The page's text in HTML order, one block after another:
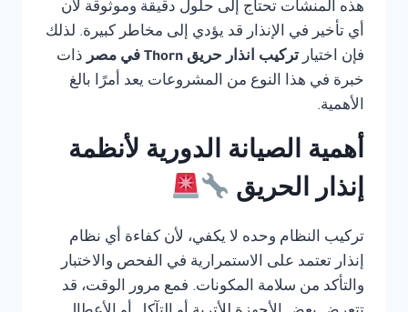
هذه المنشآت تحتاج إلى حلول دقيقة وموثوقة لأن
أي تأخير في الإنذار قد يؤدي إلى مخاطر كبيرة. لذلك
فإن اختيار تركيب انذار حريق Thorn في مصر
ذات
خبرة في هذا النوع من المشروعات يعد أمرًا بالغ
الأهمية.
أهمية الصيانة الدورية لأنظمة
إنذار الحريق
تركيب النظام وحده لا يكفي، لأن كفاءة أي نظام
إنذار تعتمد على الاستمرارية في الفحص والاختبار
والتأكد من سلامة المكونات. فمع مرور الوقت، قد